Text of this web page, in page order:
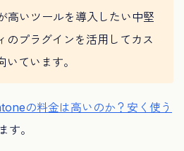
高いツールを導入したい中堅
のプラグインを活用してカス
ています。
の料金は高いのか？安く使う
す。